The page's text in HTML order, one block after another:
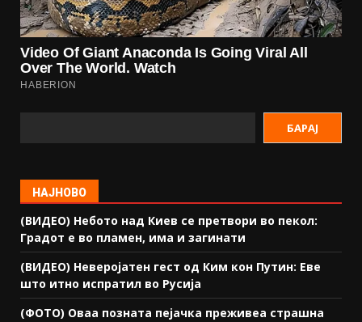
БАРАЈ
НАЈНОВО
(ВИДЕО) Небото над Киев се претвори во пекол:
Градот е во пламен, има и загинати
(ВИДЕО) Неверојатен гест од Ким кон Путин: Еве
што итно испратил во Русија
(ФОТО) Оваа позната пејачка преживеа страшна